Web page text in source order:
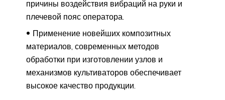
причины воздействия вибраций на руки и
плечевой пояс оператора.
Применение новейших композитных
материалов, современных методов
обработки при изготовлении узлов и
механизмов культиваторов обеспечивает
высокое качество продукции.